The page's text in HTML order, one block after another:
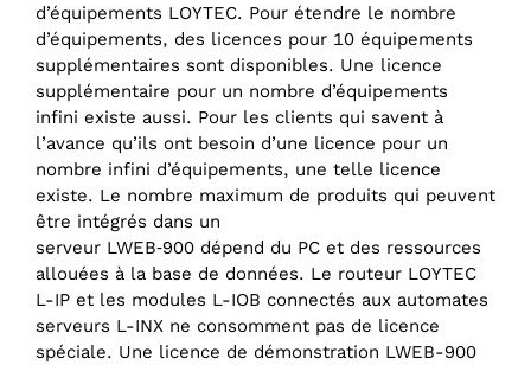
d’équipements LOYTEC. Pour étendre le nombre
d’équipements, des licences pour 10 équipements
supplémentaires sont disponibles. Une licence
supplémentaire pour un nombre d’équipements
infini existe aussi. Pour les clients qui savent à
l’avance qu’ils ont besoin d’une licence pour un
nombre infini d’équipements, une telle licence
existe. Le nombre maximum de produits qui peuvent
être intégrés dans un
serveur LWEB‑900 dépend du PC et des ressources
allouées à la base de données. Le routeur LOYTEC
L-IP et les modules L-IOB connectés aux automates
serveurs L-INX ne consomment pas de licence
spéciale. Une licence de démonstration LWEB-900